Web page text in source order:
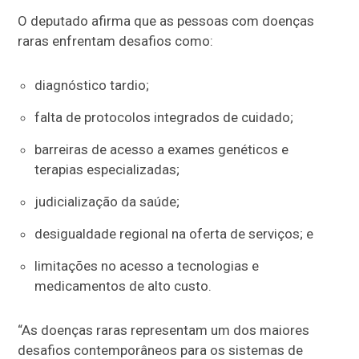
O deputado afirma que as pessoas com doenças
raras enfrentam desafios como:
diagnóstico tardio;
falta de protocolos integrados de cuidado;
barreiras de acesso a exames genéticos e
terapias especializadas;
judicialização da saúde;
desigualdade regional na oferta de serviços; e
limitações no acesso a tecnologias e
medicamentos de alto custo.
“As doenças raras representam um dos maiores
desafios contemporâneos para os sistemas de